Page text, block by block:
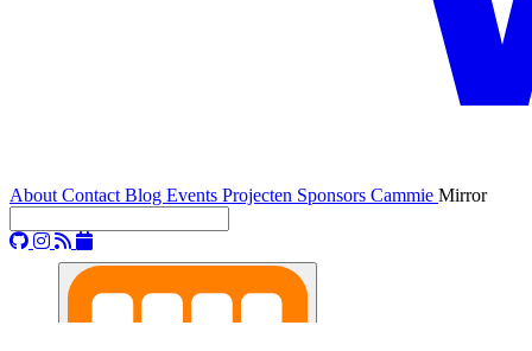
About Contact Blog Events Projecten Sponsors Cammie Mirror